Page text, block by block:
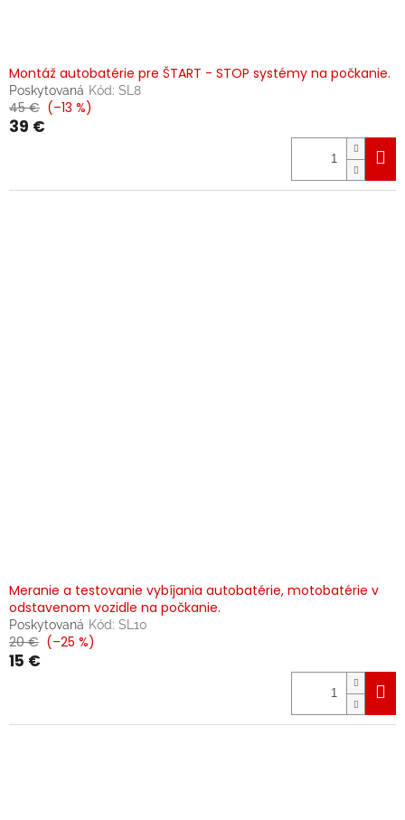
Montáž autobatérie pre ŠTART - STOP systémy na počkanie.
Poskytovaná Kód: SL8
45 € (–13 %)
39 €
Meranie a testovanie vybíjania autobatérie, motobatérie v
odstavenom vozidle na počkanie.
Poskytovaná Kód: SL10
20 € (–25 %)
15 €